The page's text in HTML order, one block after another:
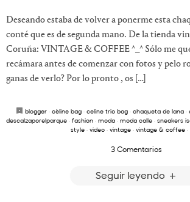
Deseando estaba de volver a ponerme esta
conté que es de segunda mano. De la tienda
Coruña: VINTAGE & COFFEE ^_^ Sólo me
recámara antes de comenzar con fotos y pelo
ganas de verlo? Por lo pronto , os […]
blogger · cèline bag · celine trio bag · chaqueta de lana ·
descalzaporelparque · fashion · moda · moda calle · sneakers
style· video· vintage· vintage & coffee·
3 Comentarios
Seguir leyendo